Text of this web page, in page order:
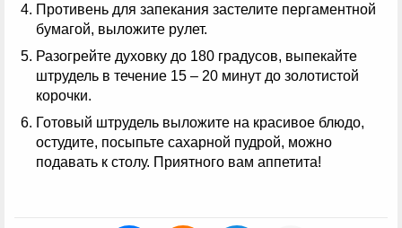
Противень для запекания застелите пергаментной
бумагой, выложите рулет.
Разогрейте духовку до 180 градусов, выпекайте
штрудель в течение 15 – 20 минут до золотистой
корочки.
Готовый штрудель выложите на красивое блюдо,
остудите, посыпьте сахарной пудрой, можно
подавать к столу. Приятного вам аппетита!